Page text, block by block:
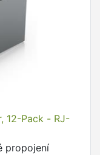
12-Pack - RJ-
propojení